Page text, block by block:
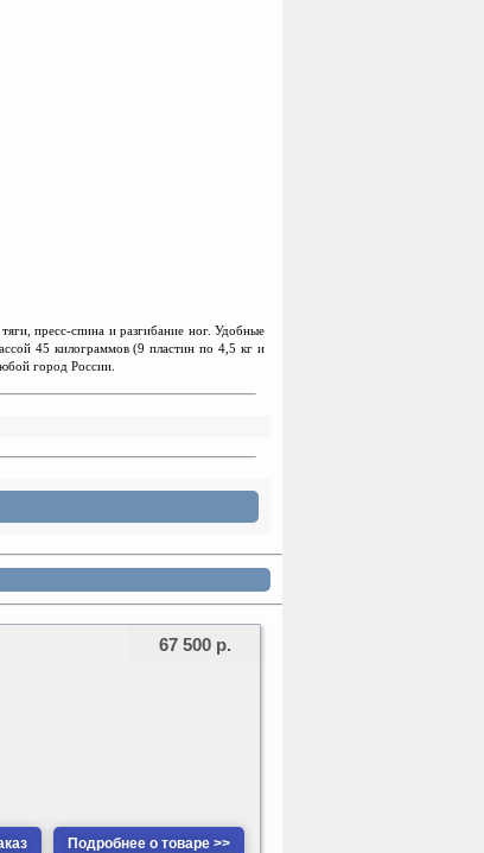
пресс-спина и разгибание ног. Удобные
45 килограммов (9 пластин по 4,5 кг и
город России.
Подробнее о товаре >>
67 500 р.